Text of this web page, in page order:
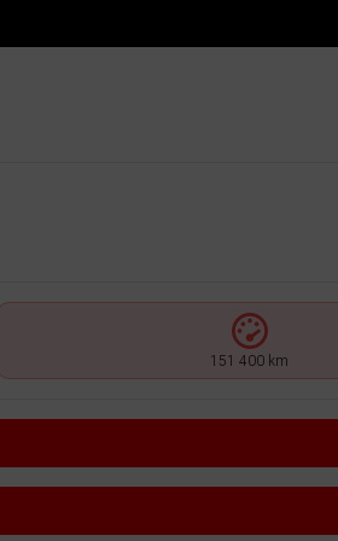
151 400 km